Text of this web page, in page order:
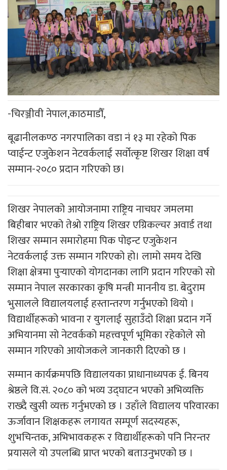
-चिरञ्जीवी नेपाल,काठमाडौँ,
बूढानीलकण्ठ नगरपालिका वडा नं १३ मा रहेको पिक
प्वाईन्ट एजुकेशन नेटवर्कलाई सर्वोत्कृष्ट शिखर शिक्षा वर्ष
सम्मान-२०८० प्रदान गरिएको छ।
शिखर नेपालको आयोजनामा राष्ट्रिय नाचघर जमलमा
बिहीबार भएको तेश्रो राष्ट्रिय शिखर एग्रिकल्चर अवार्ड तथा
शिखर सम्मान समारोहमा पिक पोइन्ट एजुकेशन
नेटवर्कलाई उक्त सम्मान गरिएको हो। लामो समय देखि
शिक्षा क्षेत्रमा पुर्‍याएको योगदानका लागि प्रदान गरिएको सो
सम्मान नेपाल सरकारका कृषि मन्त्री माननीय डा. बेदुराम
भुसालले विद्यालयलाई हस्तान्तरण गर्नुभएको थियो ।
विद्यार्थीहरूको भावना र युगलाई सुहाउँदो शिक्षा प्रदान गर्ने
अभियानमा सो नेटवर्कको महत्त्वपूर्ण भूमिका रहेकोले सो
सम्मान गरिएको आयोजकले जानकारी दिएको छ ।
सम्मान कार्यक्रमपछि विद्यालयका प्राधानाध्यपक ई. बिनय
श्रेष्ठले वि.सं. २०८० को भव्य उद्घाटन भएको अभिव्यक्ति
राख्दै खुसी व्यक्त गर्नुभएको छ । उहाँले विद्यालय परिवारका
ऊर्जावान शिक्षकहरू लगायत सम्पूर्ण सदस्यहरू,
शुभचिन्तक, अभिभावकहरू र विद्यार्थीहरूको पनि निरन्तर
प्रयासले यो उपलब्धि प्राप्त भएको बताउनुभएको छ ।